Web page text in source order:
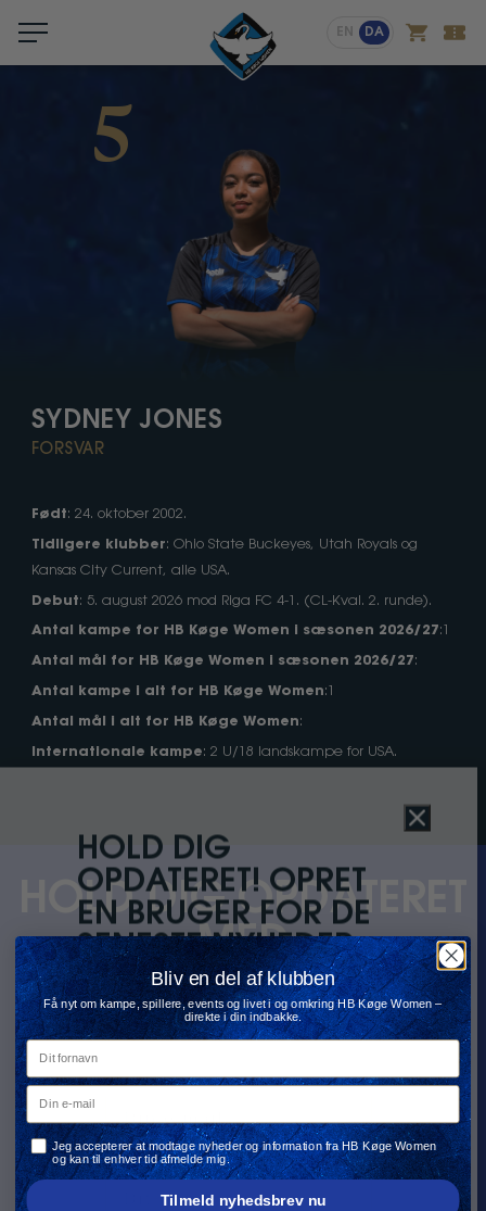
DA
EN
5
SYDNEY JONES
FORSVAR
Født: 24. oktober 2002.
Tidligere klubber: Ohio State Buckeyes, Utah Royals og
Kansas City Current, alle USA.
Debut: 5. august 2026 mod Riga FC 4-1. (CL-Kval. 2. runde).
Antal kampe for HB Køge Women i sæsonen 2026/27:1
Antal mål for HB Køge Women i sæsonen 2026/27:
Antal kampe i alt for HB Køge Women:1
Antal mål i alt for HB Køge Women:
Internationale kampe: 2 U/18 landskampe for USA.
Close
HOLD DIG
OPDATERET! OPRET
EN BRUGER FOR DE
SENESTE NYHEDER,
TILBUD OG MEGET
MERE!
Navn
HOLD DIG OPDATERET
MED
HB KØGE KVINDER
Din e-mail
Navn
Bliv en del af klubben
Få nyt om kampe, spillere, events og livet i og omkring HB Køge Women –
direkte i din indbakke.
Dit fornavn
Din e-mail
Privatlivspolitik
Jeg accepterer at modtage nyheder og information fra HB Køge Women
og kan til enhver tid afmelde mig.
Tilmeld nyhedsbrev nu